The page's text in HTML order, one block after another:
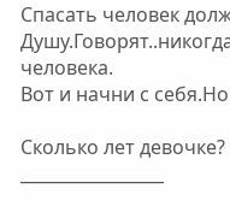
Спасать человек
человека.
Вот и начни с
Сколько лет девочке?